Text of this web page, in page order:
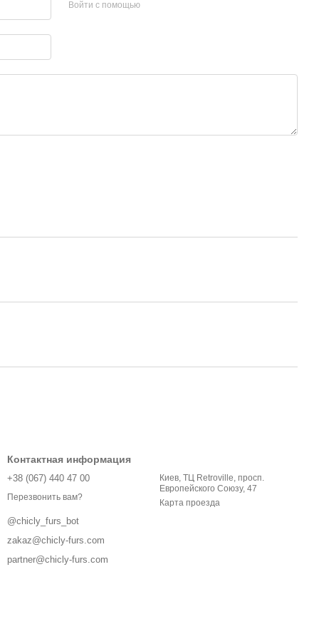
Войти с помощью
Контактная информация
+38 (067) 440 47 00
Перезвонить вам?
@chicly_furs_bot
zakaz@chicly-furs.com
partner@chicly-furs.com
Киев, ТЦ Retroville, просп.
Европейского Союзу, 47
Карта проезда